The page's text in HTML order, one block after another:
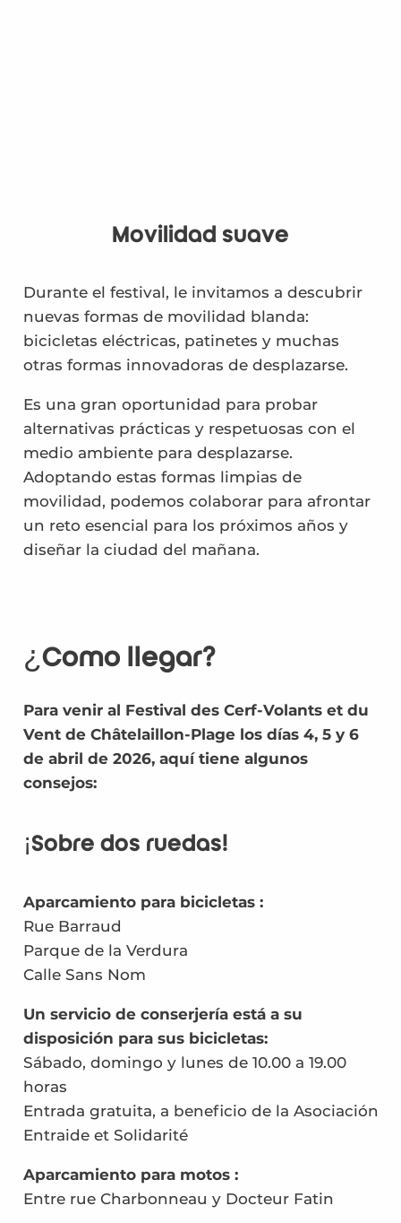
Movilidad suave
Durante el festival, le invitamos a descubrir
nuevas formas de movilidad blanda:
bicicletas eléctricas, patinetes y muchas
otras formas innovadoras de desplazarse.
Es una gran oportunidad para probar
alternativas prácticas y respetuosas con el
medio ambiente para desplazarse.
Adoptando estas formas limpias de
movilidad, podemos colaborar para afrontar
un reto esencial para los próximos años y
diseñar la ciudad del mañana.
¿Cómo llegar?
Para venir al Festival des Cerf-Volants et du
Vent de Châtelaillon-Plage los días 4, 5 y 6
de abril de 2026, aquí tiene algunos
consejos:
¡Sobre dos ruedas!
Aparcamiento para bicicletas :
Rue Barraud
Parque de la Verdura
Calle Sans Nom
Un servicio de conserjería está a su
disposición para sus bicicletas:
Sábado, domingo y lunes de 10.00 a 19.00
horas
Entrada gratuita, a beneficio de la Asociación
Entraide et Solidarité
Aparcamiento para motos :
Entre rue Charbonneau y Docteur Fatin